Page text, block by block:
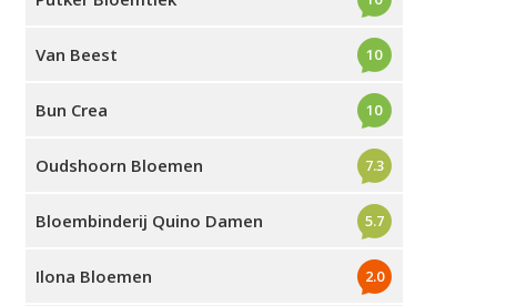
Van Beest 10
Bun Crea 10
Oudshoorn Bloemen 7.3
Bloembinderij Quino Damen 5.7
Ilona Bloemen 2.0